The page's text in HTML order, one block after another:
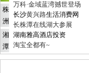
株
洲
湘
潭
万科·金域蓝湾撼世登场
长沙黄兴路生活消费网
长株潭在线湖大参展
湖南雅高酒店投资
淘宝全都有~